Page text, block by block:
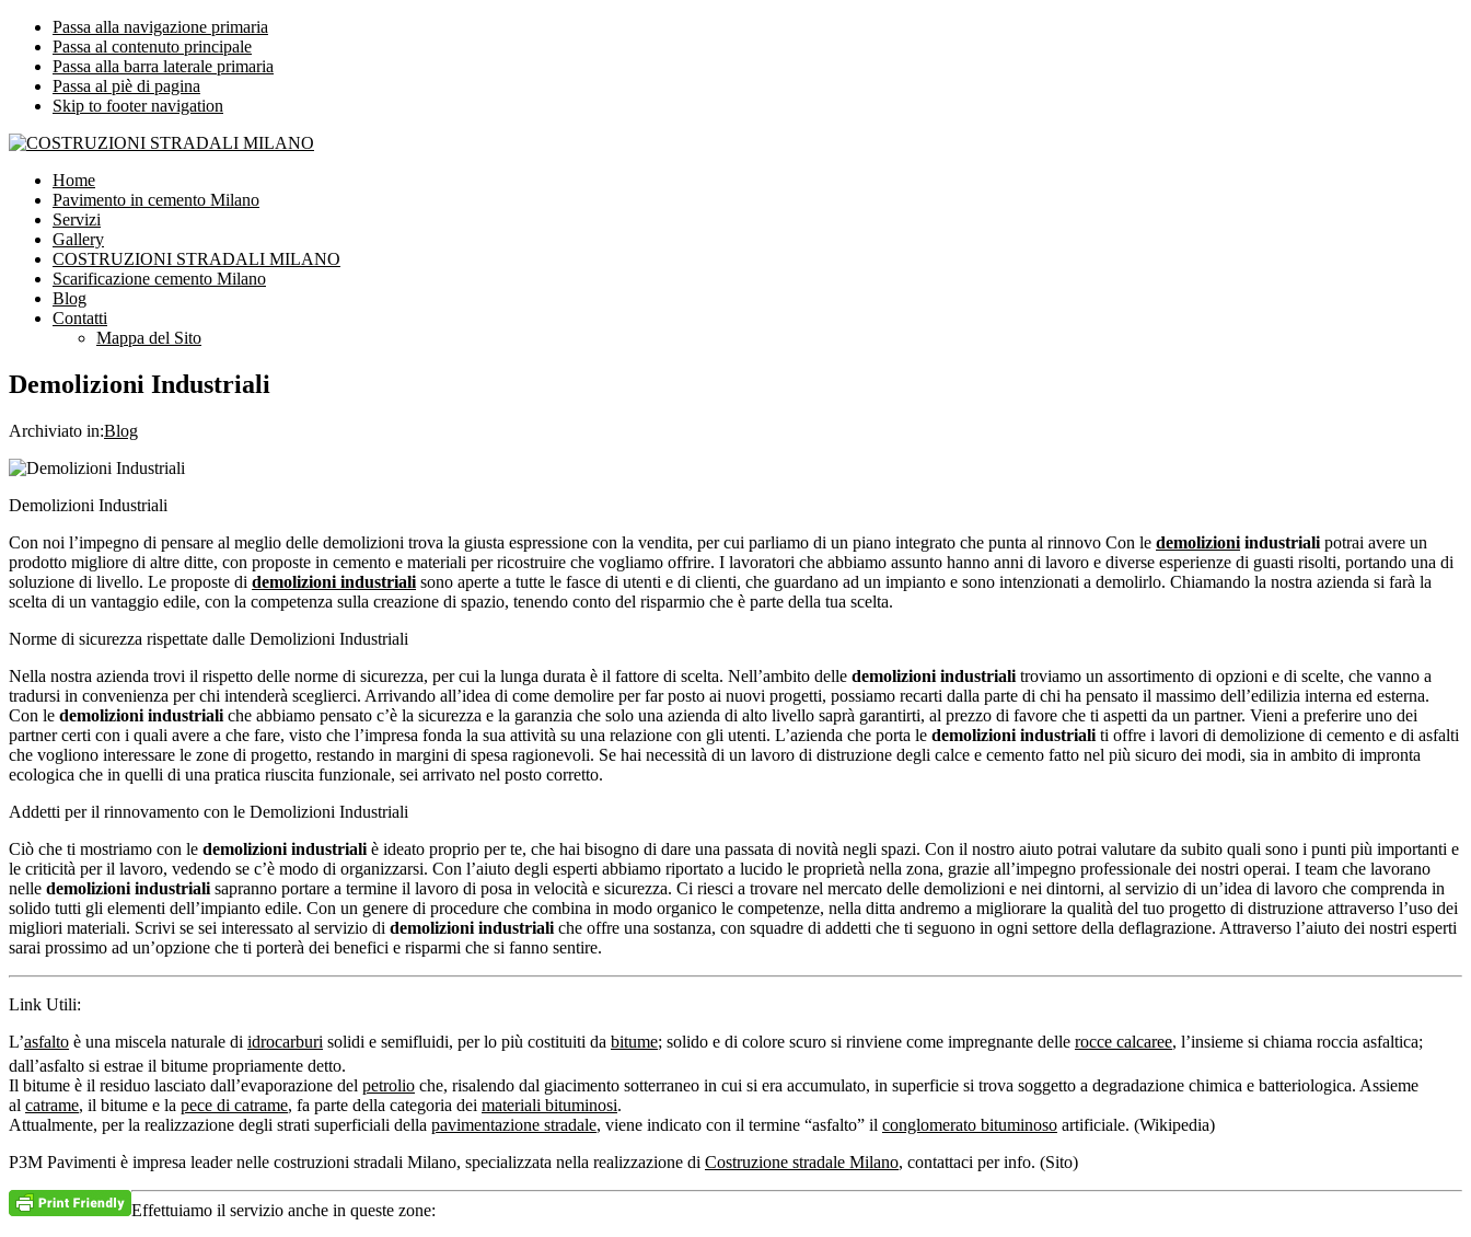
Passa alla navigazione primaria
Passa al contenuto principale
Passa alla barra laterale primaria
Passa al piè di pagina
Skip to footer navigation
COSTRUZIONI STRADALI MILANO
Impresa leader nelle costruzioni stradali Milano
Home
Pavimento in cemento Milano
Servizi
Gallery
COSTRUZIONI STRADALI MILANO
Scarificazione cemento Milano
Blog
Contatti
Mappa del Sito
Demolizioni Industriali
Archiviato in:Blog
Demolizioni Industriali
Con noi l’impegno di pensare al meglio delle demolizioni trova la giusta espressione con la vendita, per cui parliamo di un piano integrato che punta al rinnovo Con le demolizioni industriali potrai avere un
prodotto migliore di altre ditte, con proposte in cemento e materiali per ricostruire che vogliamo offrire. I lavoratori che abbiamo assunto hanno anni di lavoro e diverse esperienze di guasti risolti, portando una di
soluzione di livello. Le proposte di demolizioni industriali sono aperte a tutte le fasce di utenti e di clienti, che guardano ad un impianto e sono intenzionati a demolirlo. Chiamando la nostra azienda si farà la
scelta di un vantaggio edile, con la competenza sulla creazione di spazio, tenendo conto del risparmio che è parte della tua scelta.
Norme di sicurezza rispettate dalle Demolizioni Industriali
Nella nostra azienda trovi il rispetto delle norme di sicurezza, per cui la lunga durata è il fattore di scelta. Nell’ambito delle demolizioni industriali troviamo un assortimento di opzioni e di scelte, che vanno a
tradursi in convenienza per chi intenderà sceglierci. Arrivando all’idea di come demolire per far posto ai nuovi progetti, possiamo recarti dalla parte di chi ha pensato il massimo dell’edilizia interna ed esterna.
Con le demolizioni industriali che abbiamo pensato c’è la sicurezza e la garanzia che solo una azienda di alto livello saprà garantirti, al prezzo di favore che ti aspetti da un partner. Vieni a preferire uno dei
partner certi con i quali avere a che fare, visto che l’impresa fonda la sua attività su una relazione con gli utenti. L’azienda che porta le demolizioni industriali ti offre i lavori di demolizione di cemento e di asfalti
che vogliono interessare le zone di progetto, restando in margini di spesa ragionevoli. Se hai necessità di un lavoro di distruzione degli calce e cemento fatto nel più sicuro dei modi, sia in ambito di impronta
ecologica che in quelli di una pratica riuscita funzionale, sei arrivato nel posto corretto.
Addetti per il rinnovamento con le Demolizioni Industriali
Ciò che ti mostriamo con le demolizioni industriali è ideato proprio per te, che hai bisogno di dare una passata di novità negli spazi. Con il nostro aiuto potrai valutare da subito quali sono i punti più importanti e
le criticità per il lavoro, vedendo se c’è modo di organizzarsi. Con l’aiuto degli esperti abbiamo riportato a lucido le proprietà nella zona, grazie all’impegno professionale dei nostri operai. I team che lavorano
nelle demolizioni industriali sapranno portare a termine il lavoro di posa in velocità e sicurezza. Ci riesci a trovare nel mercato delle demolizioni e nei dintorni, al servizio di un’idea di lavoro che comprenda in
solido tutti gli elementi dell’impianto edile. Con un genere di procedure che combina in modo organico le competenze, nella ditta andremo a migliorare la qualità del tuo progetto di distruzione attraverso l’uso dei
migliori materiali. Scrivi se sei interessato al servizio di demolizioni industriali che offre una sostanza, con squadre di addetti che ti seguono in ogni settore della deflagrazione. Attraverso l’aiuto dei nostri esperti
sarai prossimo ad un’opzione che ti porterà dei benefici e risparmi che si fanno sentire.
Link Utili:
L’asfalto è una miscela naturale di idrocarburi solidi e semifluidi, per lo più costituiti da bitume; solido e di colore scuro si rinviene come impregnante delle rocce calcaree, l’insieme si chiama roccia asfaltica;
dall’asfalto si estrae il bitume propriamente detto.
Il bitume è il residuo lasciato dall’evaporazione del petrolio che, risalendo dal giacimento sotterraneo in cui si era accumulato, in superficie si trova soggetto a degradazione chimica e batteriologica. Assieme
al catrame, il bitume e la pece di catrame, fa parte della categoria dei materiali bituminosi.
Attualmente, per la realizzazione degli strati superficiali della pavimentazione stradale, viene indicato con il termine “asfalto” il conglomerato bituminoso artificiale. (Wikipedia)
P3M Pavimenti è impresa leader nelle costruzioni stradali Milano, specializzata nella realizzazione di Costruzione stradale Milano, contattaci per info. (Sito)
Effettuiamo il servizio anche in queste zone: